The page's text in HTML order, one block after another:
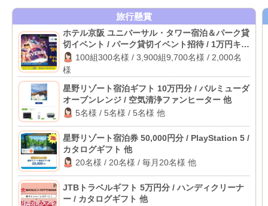
旅行懸賞
ホテル京阪 ユニバーサル・タワー宿泊＆パーク貸
切イベント / パーク貸切イベント招待 / 1万円キャ
ッシュバック
100組300名様 / 3,900組9,700名様 / 2,000名
様
星野リゾート宿泊ギフト 10万円分 / バルミューダ
オーブンレンジ / 空気清浄ファンヒーター 他
5名様 / 5名様 / 5名様 他
星野リゾート宿泊券 50,000円分 / PlayStation 5 /
カタログギフト 他
20名様 / 20名様 / 毎月20名様 他
JTBトラベルギフト 5万円分 / ハンディクリーナ
ー / カタログギフト 他